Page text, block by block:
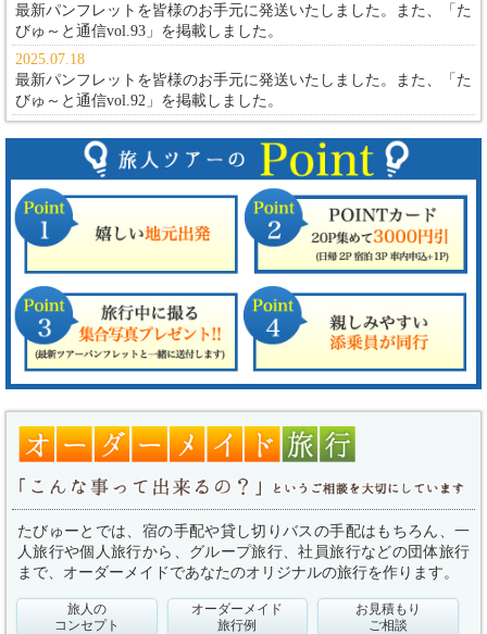
最新パンフレットを皆様のお手元に発送いたしました。また、
「た
びゅ～と通信vol.93」 を掲載しました。
2025.07.18
最新パンフレットを皆様のお手元に発送いたしました。また、
「た
びゅ～と通信vol.92」 を掲載しました。
たびゅーとでは、宿の手配や貸し切りバスの手配はもちろん、一
人旅行や個人旅行から、グループ旅行、社員旅行などの団体旅行
まで、オーダーメイドであなたのオリジナルの旅行を作ります。
旅人の
コンセプト
オーダーメイド
旅行例
お見積もり
ご相談